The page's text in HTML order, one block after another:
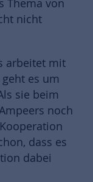
Thema von
nicht
arbeitet mit
es um
sie beim
noch
dass es
dabei